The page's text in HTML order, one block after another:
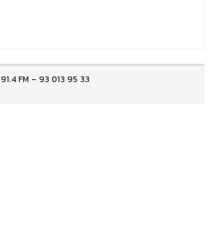
91.4 FM – 93 013 95 33